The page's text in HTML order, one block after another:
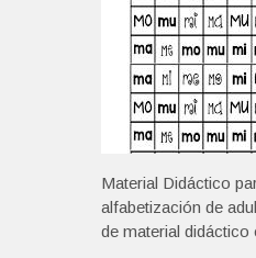
Material Didáctico
alfabetización de
de material